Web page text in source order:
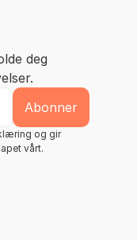
deg
og gir
vårt.